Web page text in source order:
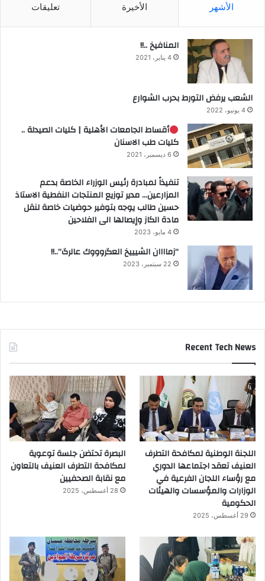
الأشهر الأخيرة تعليقات
المنافيخ ..!!
4 يناير، 2021
الشعب يرفض التورط بحرب الشوارع
4 يونيو، 2022
أقساط الجامعات الأهلية | كليات الصيدلة ..
كليات طب الاسنان
6 ديسمبر، 2021
تنفيذاً لمبادرة رئيس الوزراء الخاصة بدعم
المزارعين… مدير توزيع المنتجات النفطية الاستاذ
حسين طالب يوجه بتوفير حوضيات خاصة لنقل
مادة الكاز وإيصالها الى الفلاحين
4 مايو، 2023
“زماااان الشيييخ العگروووك عالرگ”..!!
22 سبتمبر، 2023
Recent Tech News
اللجنة الوطنية لمكافحة التطرف
العنيف تعقد اجتماعها الدوري
مع رؤساء اللجان الفرعية في
الوزارات والمؤسسات والهيئات
الحكومية
29 أغسطس، 2025
البصرة تحتضن جلسة توعوية
لمكافحة التطرف العنيف بالتعاون
مع نقابة الصحفيين
28 أغسطس، 2025